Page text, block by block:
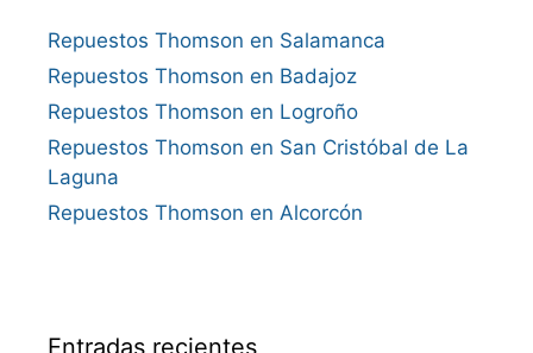
Repuestos Thomson en Salamanca
Repuestos Thomson en Badajoz
Repuestos Thomson en Logroño
Repuestos Thomson en San Cristóbal de La
Laguna
Repuestos Thomson en Alcorcón
Entradas recientes